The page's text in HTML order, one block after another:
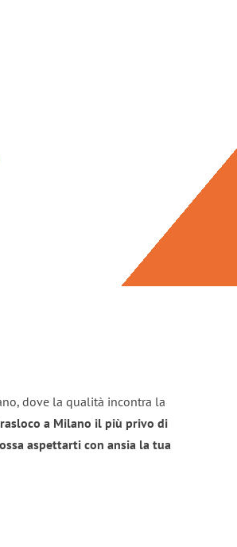
dove la qualità incontra la
a Milano il più privo di
aspettarti con ansia la tua